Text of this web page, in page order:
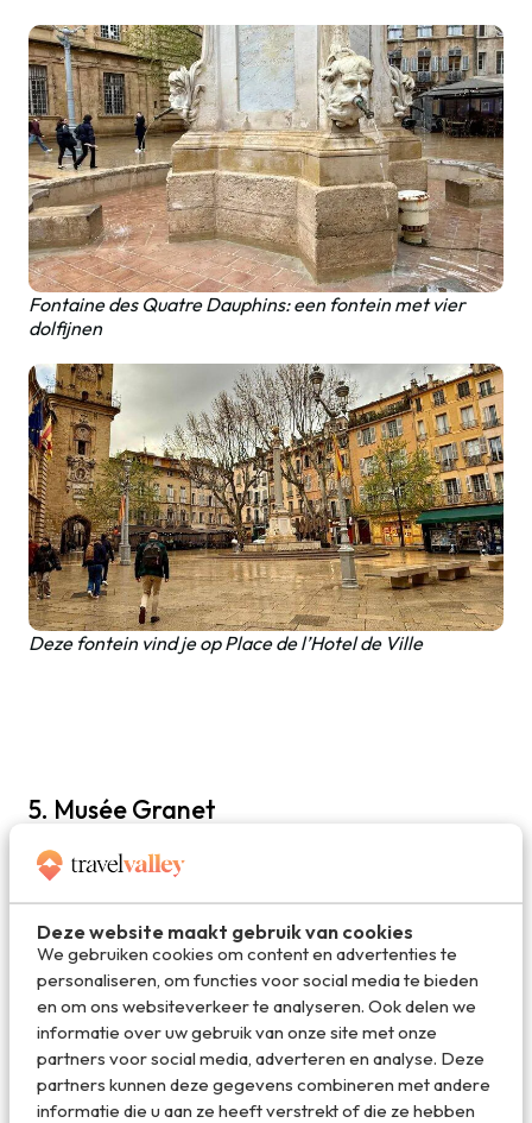
Deze website maakt gebruik van cookies
We gebruiken cookies om content en advertenties te
personaliseren, om functies voor social media te bieden
en om ons websiteverkeer te analyseren. Ook delen we
informatie over uw gebruik van onze site met onze
partners voor social media, adverteren en analyse. Deze
partners kunnen deze gegevens combineren met andere
informatie die u aan ze heeft verstrekt of die ze hebben
Fontaine des Quatre Dauphins: een fontein met vier
dolfijnen
Deze fontein vind je op Place de l’Hotel de Ville
5. Musée Granet
is een van de belangrijkste musea van deze regio, met een
Ingres, Picasso en Cézanne. Het museum heeft naar
klassiek ook moderne kunst en is een must-visit voor
cultuurliefhebbers. De Granet XXe collectie,
ondergebracht in een oude kapel, hangen werken van
Picasso en Giacometti. Het museum ligt net buiten de
oude stad in het Quartier Mazarin.